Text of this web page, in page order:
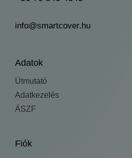
info@smartcover.hu
Adatok
Útmutató
Adatkezelés
ÁSZF
Fiók